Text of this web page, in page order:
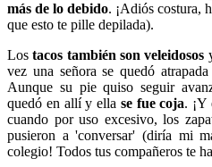
más de lo debido. ¡Adiós costura,
que esto te pille depilada).
Lostacos también son veleidosos
vez una señora se quedó atrapada
Aunque su pie quiso seguir
quedó en allí y ella se fue coja. ¡Y
cuando por uso excesivo, los
pusieron a 'conversar' (diría mi
colegio! Todos tus compañeros te